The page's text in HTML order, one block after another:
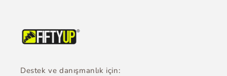
Destek ve danışmanlık için: